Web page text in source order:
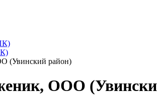
(Увинский район)
ООО